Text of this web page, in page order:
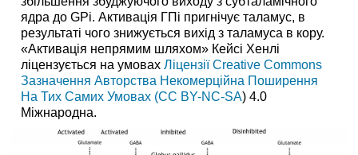
ядра до GPi. Активація ГПі пригнічує таламус, в
результаті чого знижується вихід з таламуса в кору.
«Активація непрямим шляхом» Кейсі Хенлі
ліцензується на умовах Ліцензії Creative Commons
Зазначення Авторства Некомерційна Поширення
На Тих Самих Умовах (CC BY-NC-SA) 4.0
Міжнародна.